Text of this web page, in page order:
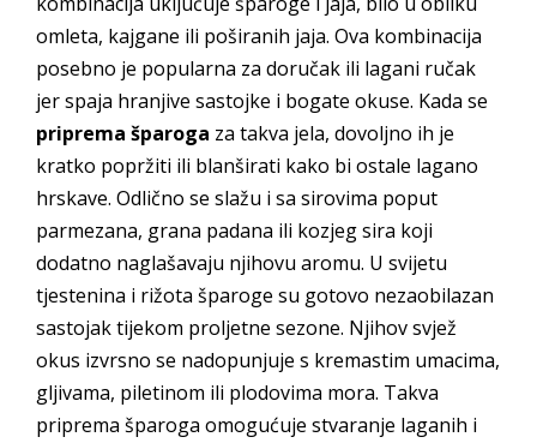
omleta, kajgane ili poširanih jaja. Ova kombinacija
posebno je popularna za doručak ili lagani ručak
jer spaja hranjive sastojke i bogate okuse. Kada se
priprema šparoga za takva jela, dovoljno ih je
kratko popržiti ili blanširati kako bi ostale lagano
hrskave. Odlično se slažu i sa sirovima poput
parmezana, grana padana ili kozjeg sira koji
dodatno naglašavaju njihovu aromu. U svijetu
tjestenina i rižota šparoge su gotovo nezaobilazan
sastojak tijekom proljetne sezone. Njihov svjež
okus izvrsno se nadopunjuje s kremastim umacima,
gljivama, piletinom ili plodovima mora. Takva
priprema šparoga omogućuje stvaranje laganih i